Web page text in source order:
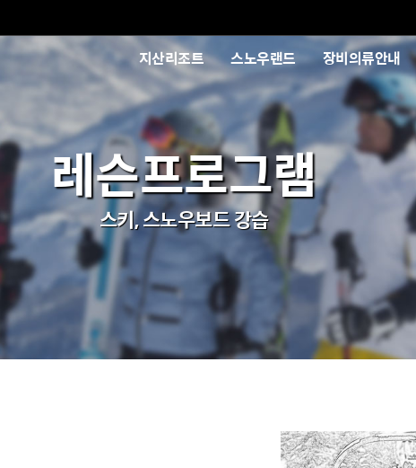
지산리조트 스노우랜드 장비의류안내
레슨프로그램
스키, 스노우보드 강습